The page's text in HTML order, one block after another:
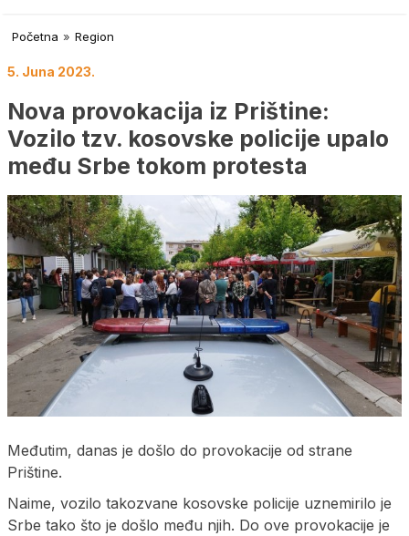
Početna » Region
5. Juna 2023.
Nova provokacija iz Prištine:
Vozilo tzv. kosovske policije upalo
među Srbe tokom protesta
Međutim, danas je došlo do provokacije od strane
Prištine.
Naime, vozilo takozvane kosovske policije uznemirilo je
Srbe tako što je došlo među njih. Do ove provokacije je